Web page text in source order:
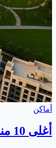
أماكن
أغلى 10 مناطق سكنية في قطر